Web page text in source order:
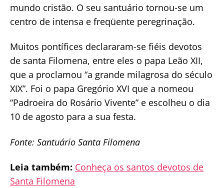
mundo cristão. O seu santuário tornou-se um
centro de intensa e freqüente peregrinação.
Muitos pontífices declararam-se fiéis devotos
de santa Filomena, entre eles o papa Leão XII,
que a proclamou “a grande milagrosa do século
XIX”. Foi o papa Gregório XVI que a nomeou
“Padroeira do Rosário Vivente” e escolheu o dia
10 de agosto para a sua festa.
Fonte: Santuário Santa Filomena
Leia também: Conheça os santos devotos de
Santa Filomena